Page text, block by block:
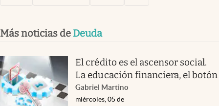
Más noticias de Deuda
El crédito es el ascensor social.
La educación financiera, el botón
Gabriel Martino
miércoles, 05 de